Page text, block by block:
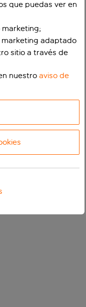
que puedas ver en
marketing;
adaptado
sitio a través de
nuestroaviso de